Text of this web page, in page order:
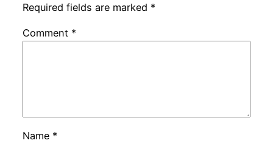
Required fields are marked *
Comment *
Name *